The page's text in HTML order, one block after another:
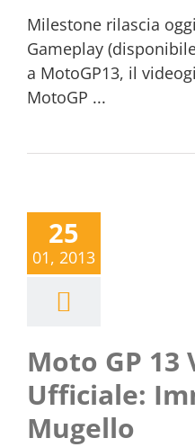
Milestone rilascia
Gameplay
a MotoGP13, il
MotoGP ...
25
01, 2013
Moto GP 13
Ufficiale:
Mugello